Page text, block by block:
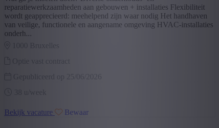
reparatiewerkzaamheden aan gebouwen + installaties Flexibiliteit
wordt geapprecieerd: meehelpend zijn waar nodig Het handhaven
van veilige, functionele en aangename omgeving HVAC-installaties
onderh...
1000 bruxelles
Optie vast contract
Gepubliceerd op 25/06/2026
Bekijk vacature Bewaar